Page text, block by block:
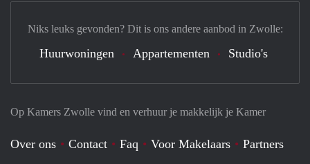
Op Kamers Zwolle vind en verhuur je makkelijk je Kamer
Over ons Contact Faq Voor Makelaars
Partners
Niks leuks gevonden? Dit is ons andere aanbod in Zwolle:
Huurwoningen Appartementen Studio's